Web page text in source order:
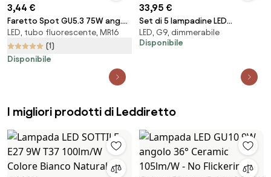
3,44 €
Faretto Spot GU5.3 75W ang.
100° 12V MR16 Colore Bianco
Caldo 3.000K
LED, tubo fluorescente, MR16
(1)
Disponibile
33,95 €
Set di 5 lampadine LED
dimmerabili G9 opale 1,2W
100lm 2200K
LED, G9, dimmerabile
Disponibile
I migliori prodotti di Leddiretto